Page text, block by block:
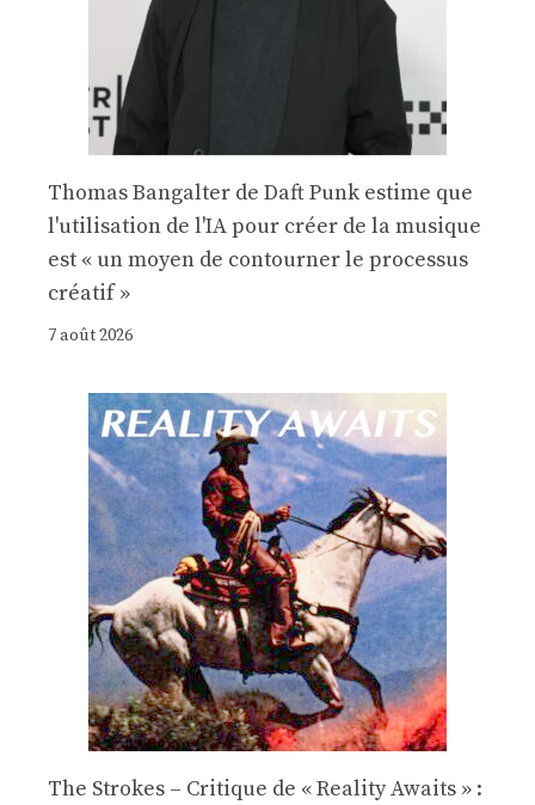
Thomas Bangalter de Daft Punk estime que
l'utilisation de l'IA pour créer de la musique
est « un moyen de contourner le processus
créatif »
7 août 2026
The Strokes – Critique de « Reality Awaits » :